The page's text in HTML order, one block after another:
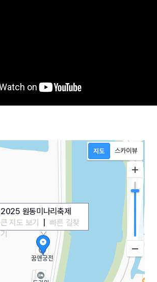
2025 원동미나리축제
큰 지도 보기
빠른 길찾
기